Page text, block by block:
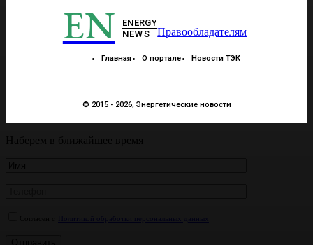
EN
ENERGY
NEWS
Правообладателям
Главная О портале Новости ТЭК
© 2015 - 2026, Энергетические новости
Наберем в ближайшее время